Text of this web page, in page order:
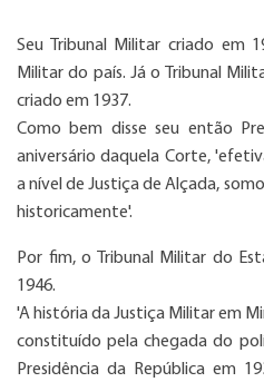
Seu Tribunal Militar criado em
Militar do país. Já o Tribunal
criado em 1937.
Como bem disse seu então
aniversário daquela Corte,
a nível de Justiça de Alçada,
historicamente'.
Por fim, o Tribunal Militar do
1946.
'A história da Justiça Militar em
constituído pela chegada do
Presidência da República em